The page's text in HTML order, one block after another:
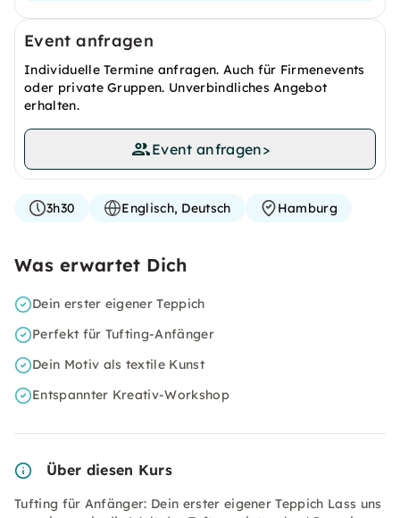
Event anfragen
Individuelle Termine anfragen. Auch für Firmenevents
oder private Gruppen. Unverbindliches Angebot
erhalten.
Event anfragen>
3h30 Englisch, Deutsch Hamburg
Was erwartet Dich
Dein erster eigener Teppich
Perfekt für Tufting-Anfänger
Dein Motiv als textile Kunst
Entspannter Kreativ-Workshop
Über diesen Kurs
Tufting für Anfänger: Dein erster eigener Teppich Lass uns